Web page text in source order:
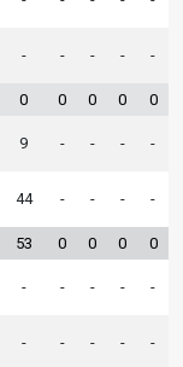
- - - - -
0 0 0 0 0
9 - - - -
44 - - - -
53 0 0 0 0
- - - - -
- - - - -